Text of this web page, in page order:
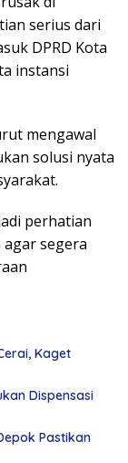
serius dari
DPRD Kota
instansi
mengawal
solusi nyata
perhatian
segera
Kaget
Dispensasi
Pastikan